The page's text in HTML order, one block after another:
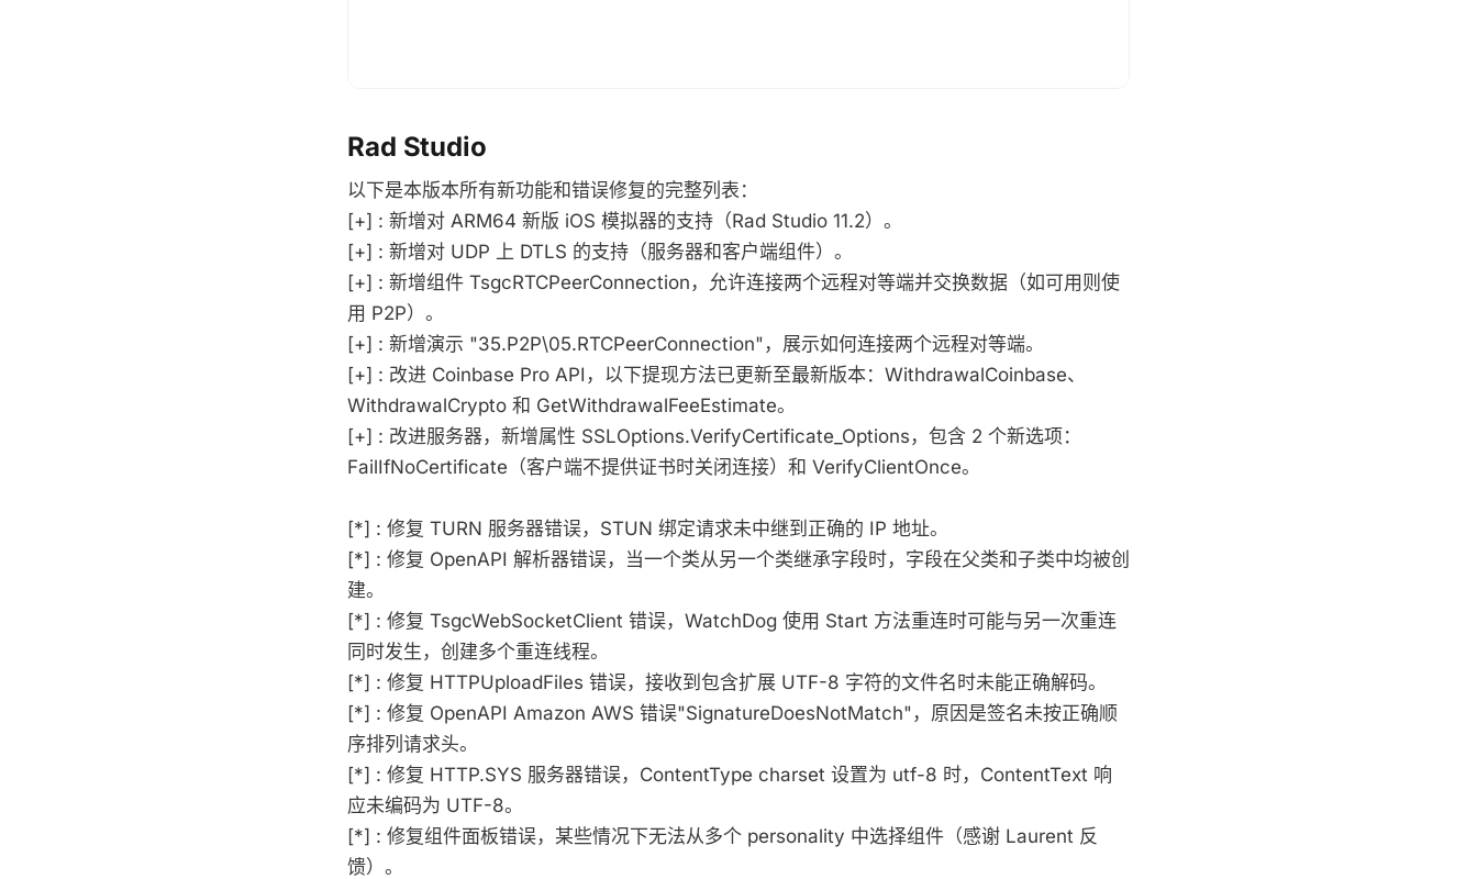
Rad Studio
以下是本版本所有新功能和错误修复的完整列表：
[+] : 新增对 ARM64 新版 iOS 模拟器的支持（Rad Studio 11.2）。
[+] : 新增对 UDP 上 DTLS 的支持（服务器和客户端组件）。
[+] : 新增组件 TsgcRTCPeerConnection，允许连接两个远程对等端并交换数据（如可用则使
用 P2P）。
[+] : 新增演示 "35.P2P\05.RTCPeerConnection"，展示如何连接两个远程对等端。
[+] : 改进 Coinbase Pro API，以下提现方法已更新至最新版本：WithdrawalCoinbase、
WithdrawalCrypto 和 GetWithdrawalFeeEstimate。
[+] : 改进服务器，新增属性 SSLOptions.VerifyCertificate_Options，包含 2 个新选项：
FailIfNoCertificate（客户端不提供证书时关闭连接）和 VerifyClientOnce。
[*] : 修复 TURN 服务器错误，STUN 绑定请求未中继到正确的 IP 地址。
[*] : 修复 OpenAPI 解析器错误，当一个类从另一个类继承字段时，字段在父类和子类中均被创
建。
[*] : 修复 TsgcWebSocketClient 错误，WatchDog 使用 Start 方法重连时可能与另一次重连
同时发生，创建多个重连线程。
[*] : 修复 HTTPUploadFiles 错误，接收到包含扩展 UTF-8 字符的文件名时未能正确解码。
[*] : 修复 OpenAPI Amazon AWS 错误"SignatureDoesNotMatch"，原因是签名未按正确顺
序排列请求头。
[*] : 修复 HTTP.SYS 服务器错误，ContentType charset 设置为 utf-8 时，ContentText 响
应未编码为 UTF-8。
[*] : 修复组件面板错误，某些情况下无法从多个 personality 中选择组件（感谢 Laurent 反
馈）。